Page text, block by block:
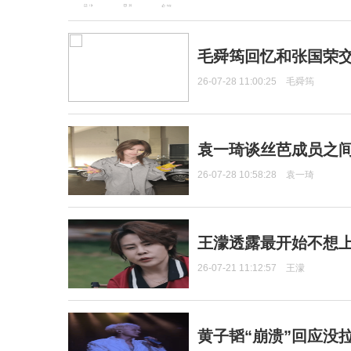
毛舜筠回忆和张国荣
26-07-28 11:00:25 毛舜筠
袁一琦谈丝芭成员之
26-07-28 10:58:28 袁一琦
王濛透露最开始不想
26-07-21 11:12:57 王濛
黄子韬“崩溃”回应没